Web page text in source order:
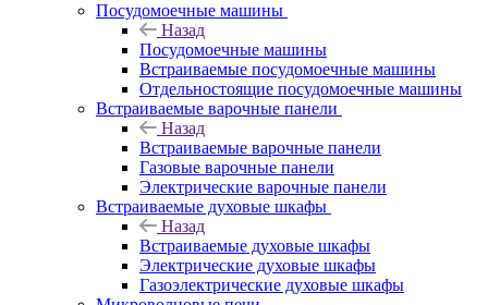
Посудомоечные машины
Назад
Посудомоечные машины
Встраиваемые посудомоечные машины
Отдельностоящие посудомоечные машины
Встраиваемые варочные панели
Назад
Встраиваемые варочные панели
Газовые варочные панели
Электрические варочные панели
Встраиваемые духовые шкафы
Назад
Встраиваемые духовые шкафы
Электрические духовые шкафы
Газоэлектрические духовые шкафы